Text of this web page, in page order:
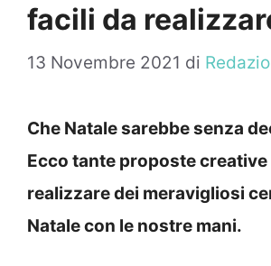
facili da
13 Novembre 2021 di
Che Natale sarebbe senza
Ecco tante proposte creative
realizzare dei meravigliosi
Natale con le nostre mani.